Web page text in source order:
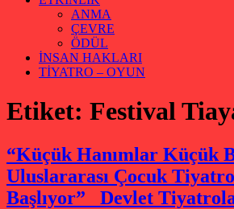
ANMA
ÇEVRE
ÖDÜL
İNSAN HAKLARI
TİYATRO – OYUN
Etiket: Festival
“Küçük Hanımlar Küçük
Uluslararası Çocuk
Başlıyor” Devlet